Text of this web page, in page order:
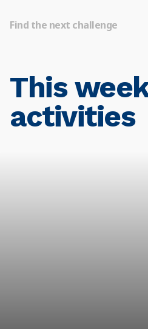
Find the next challenge
This
activities